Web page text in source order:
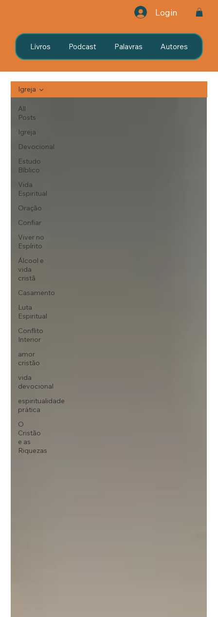
Livros Podcast Palavras Autores
Login
All
Posts
Igreja
Devocional
Estudo
Bíblico
Vida
Espiritual
Oração
Confiar
Viver no
Espírito
Álcool e
vida
cristã
Casamento
Luta
Espiritual
Conflito
Interior
amor
cristão
vida
devocional
espiritualidade
prática
O
Cristão
e as
Riquezas
Igreja